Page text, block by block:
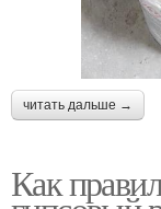
читать дальше →
Как